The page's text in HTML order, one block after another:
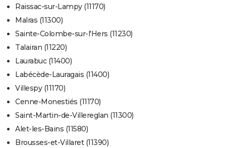
Raissac-sur-Lampy (11170)
Malras (11300)
Sainte-Colombe-sur-l'Hers (11230)
Talairan (11220)
Laurabuc (11400)
Labécède-Lauragais (11400)
Villespy (11170)
Cenne-Monestiés (11170)
Saint-Martin-de-Villereglan (11300)
Alet-les-Bains (11580)
Brousses-et-Villaret (11390)